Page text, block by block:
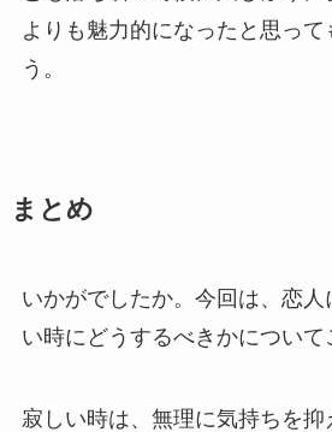
よりも魅力的になったと思って
う。
まとめ
いかがでしたか。今回は、恋人
い時にどうするべきかについて
寂しい時は、無理に気持ちを抑